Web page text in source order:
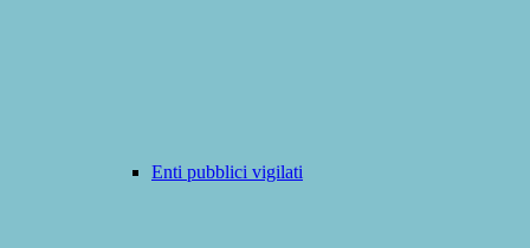
Enti pubblici vigilati